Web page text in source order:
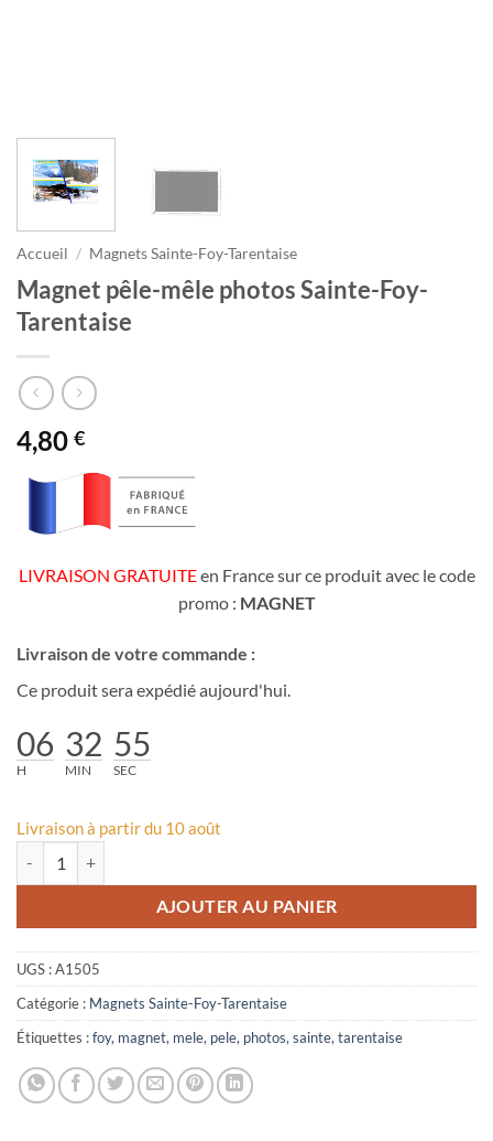
Accueil / Magnets Sainte-Foy-Tarentaise
Magnet pêle-mêle photos Sainte-Foy-
Tarentaise
4,80 €
LIVRAISON GRATUITEen France sur ce produit avec le code
promo : MAGNET
Livraison de votre commande :
Ce produit sera expédié aujourd'hui.
06
H
32
MIN
55
SEC
Livraison à partir du 10 août
AJOUTER AU PANIER
UGS :A1505
Catégorie : Magnets Sainte-Foy-Tarentaise
Étiquettes :foy, magnet, mele, pele, photos, sainte, tarentaise